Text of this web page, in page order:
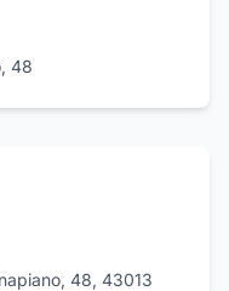
48
48, 43013